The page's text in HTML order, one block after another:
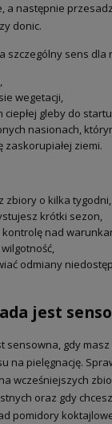
a następnie
donic.
szczególny sens dla
wegetacji,
ciepłej gleby do
nasionach,
zaskorupiałej ziemi.
zbiory o kilka tygodni,
krótki sezon,
kontrolę nad
odmiany
jest
sensowna, gdy
na pielęgnację.
wcześniejszych
oraz gdy
pomidory